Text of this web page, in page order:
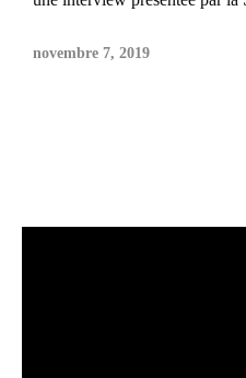
novembre 7, 2019